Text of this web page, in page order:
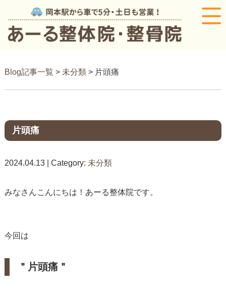
Blog記事一覧 > 未分類> 片頭痛
片頭痛
2024.04.13 | Category: 未分類
みなさんこんにちは！あーる整体院です。
今回は
＂片頭痛＂